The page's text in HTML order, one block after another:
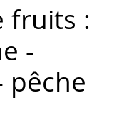
fruits :
-
pêche